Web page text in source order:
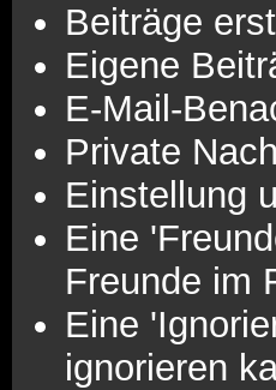
Beiträge
Eigene
E-Mail-
Private
Einstellung
Eine
Freunde im
Eine
ignorieren